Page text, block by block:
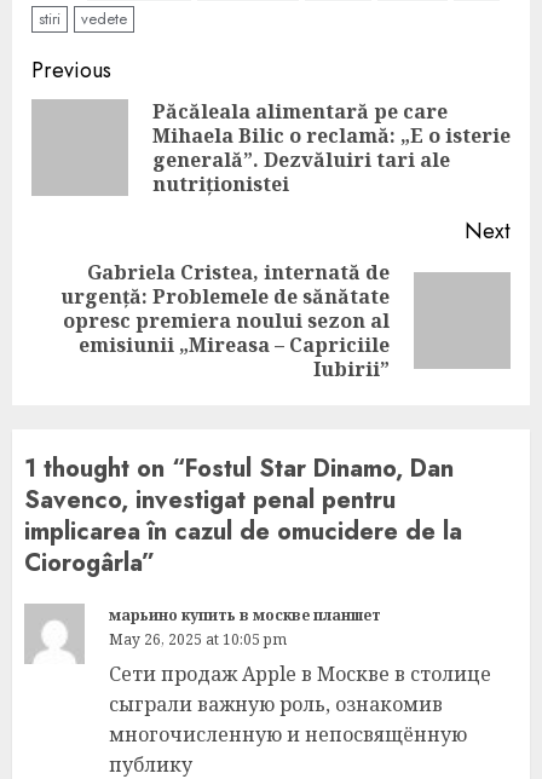
stiri
vedete
Continue
Reading
Previous
Păcăleala alimentară pe care
Mihaela Bilic o reclamă: „E o isterie
generală”. Dezvăluiri tari ale
nutriționistei
Next
Next
post:
Gabriela Cristea, internată de
urgență: Problemele de sănătate
opresc premiera noului sezon al
emisiunii „Mireasa – Capriciile
Iubirii”
1 thought on “Fostul Star Dinamo, Dan
Savenco, investigat penal pentru
implicarea în cazul de omucidere de la
Ciorogârla”
марьино купить в москве планшет
May 26, 2025 at 10:05 pm
Сети продаж Apple в Москве в столице
сыграли важную роль, ознакомив
многочисленную и непосвящённую
публику